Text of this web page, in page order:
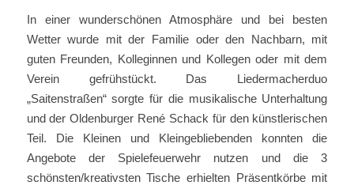
In einer wunderschönen Atmosphäre und bei besten
Wetter wurde mit der Familie oder den Nachbarn, mit
guten Freunden, Kolleginnen und Kollegen oder mit dem
Verein gefrühstückt. Das Liedermacherduo
„Saitenstraßen“ sorgte für die musikalische Unterhaltung
und der Oldenburger René Schack für den künstlerischen
Teil. Die Kleinen und Kleingebliebenden konnten die
Angebote der Spielefeuerwehr nutzen und die 3
schönsten/kreativsten Tische erhielten Präsentkörbe mit